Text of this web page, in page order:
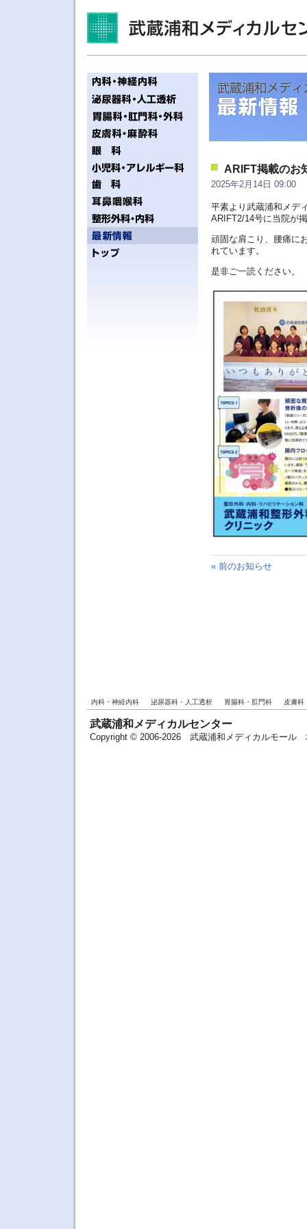
ARIFT掲載のお
2025年2月14日 09:00
平素より武蔵浦和メデ
ARIFT2/14号に当院が
頑固な肩こり、腰痛に
れています。
是非ご一読ください。
« 前のお知らせ
内科・神経内科 泌尿器科・人工透析 胃腸科・肛門科 皮膚科
武蔵浦和メディカルセンター
Copyright © 2006-2026 武蔵浦和メディカルモール